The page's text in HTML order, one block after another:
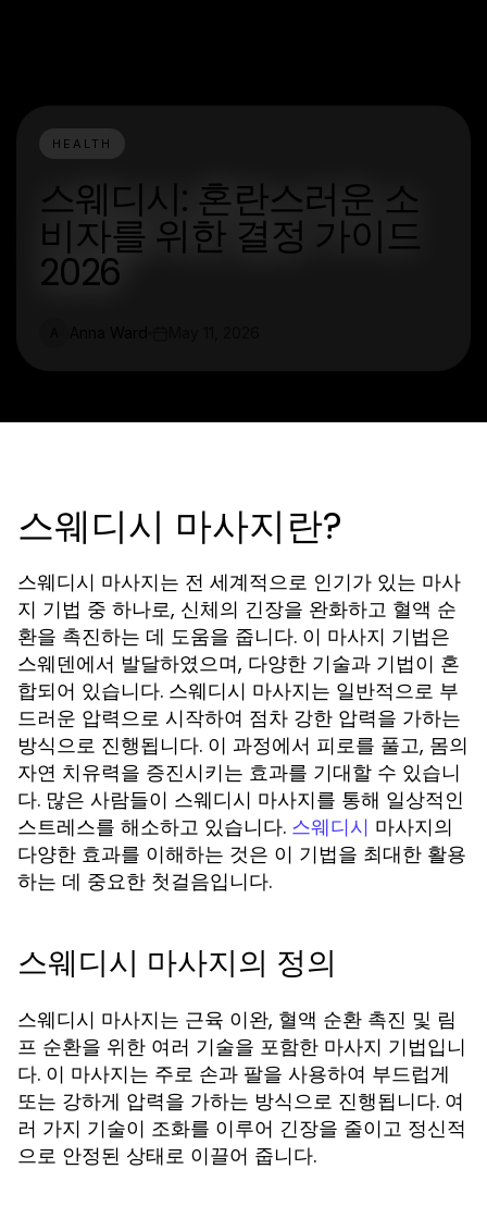
HEALTH
스웨디시: 혼란스러운 소
비자를 위한 결정 가이드
2026
스웨디시 마사지란?
스웨디시 마사지는 전 세계적으로 인기가 있는 마사
지 기법 중 하나로, 신체의 긴장을 완화하고 혈액 순
환을 촉진하는 데 도움을 줍니다. 이 마사지 기법은
스웨덴에서 발달하였으며, 다양한 기술과 기법이 혼
합되어 있습니다. 스웨디시 마사지는 일반적으로 부
드러운 압력으로 시작하여 점차 강한 압력을 가하는
방식으로 진행됩니다. 이 과정에서 피로를 풀고, 몸의
자연 치유력을 증진시키는 효과를 기대할 수 있습니
다. 많은 사람들이 스웨디시 마사지를 통해 일상적인
스트레스를 해소하고 있습니다. 스웨디시 마사지의
다양한 효과를 이해하는 것은 이 기법을 최대한 활용
하는 데 중요한 첫걸음입니다.
스웨디시 마사지의 정의
스웨디시 마사지는 근육 이완, 혈액 순환 촉진 및 림
프 순환을 위한 여러 기술을 포함한 마사지 기법입니
다. 이 마사지는 주로 손과 팔을 사용하여 부드럽게
또는 강하게 압력을 가하는 방식으로 진행됩니다. 여
러 가지 기술이 조화를 이루어 긴장을 줄이고 정신적
으로 안정된 상태로 이끌어 줍니다.